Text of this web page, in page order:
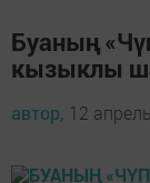
Буаның
кызыклы
автор, 12